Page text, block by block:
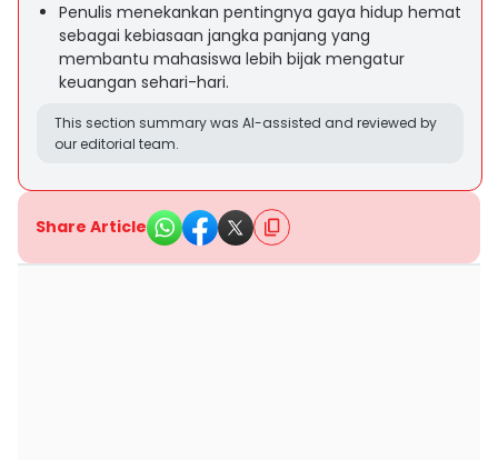
Penulis menekankan pentingnya gaya hidup hemat
sebagai kebiasaan jangka panjang yang
membantu mahasiswa lebih bijak mengatur
keuangan sehari-hari.
This section summary was AI-assisted and reviewed by
our editorial team.
Share Article